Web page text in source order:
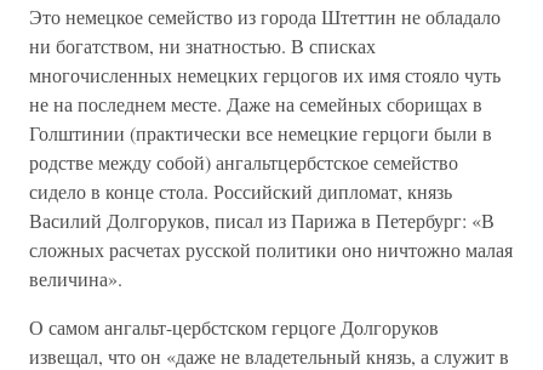
Это немецкое семейство из города Штеттин не обладало
ни богатством, ни знатностью. В списках
многочисленных немецких герцогов их имя стояло чуть
не на последнем месте. Даже на семейных сборищах в
Голштинии (практически все немецкие герцоги были в
родстве между собой) ангальтцербстское семейство
сидело в конце стола. Российский дипломат, князь
Василий Долгоруков, писал из Парижа в Петербург: «В
сложных расчетах русской политики оно ничтожно малая
величина».
О самом ангальт-цербстском герцоге Долгоруков
извещал, что он «даже не владетельный князь, а служит в